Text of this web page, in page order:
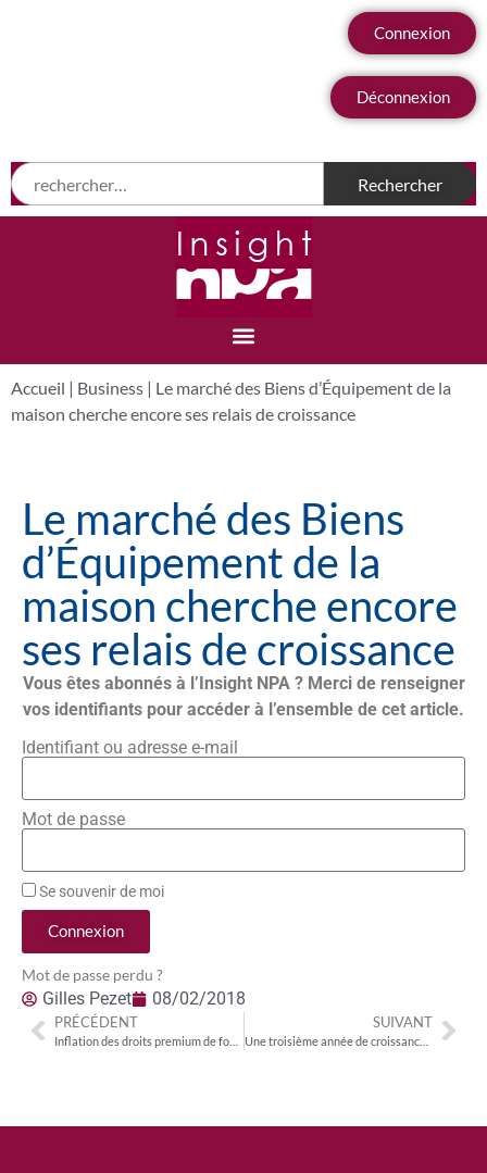
Connexion
Déconnexion
Accueil | Business | Le marché des Biens d’Équipement de la
maison cherche encore ses relais de croissance
Le marché des Biens
d’Équipement de la
maison cherche encore
ses relais de croissance
Vous êtes abonnés à l’Insight NPA ? Merci de renseigner
vos identifiants pour accéder à l’ensemble de cet article.
Identifiant ou adresse e-mail
Mot de passe
Se souvenir de moi
Connexion
Mot de passe perdu ?
Gilles Pezet 08/02/2018
PRÉCÉDENT SUIVANT
Une troisième année de croissance successive pour l’industrie culturelle